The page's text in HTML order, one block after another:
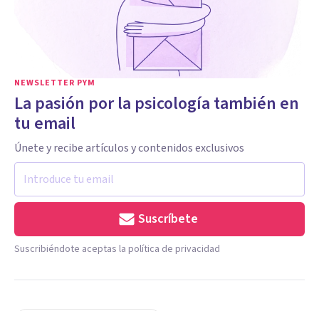
NEWSLETTER PYM
La pasión por la psicología también en
tu email
Únete y recibe artículos y contenidos exclusivos
Suscríbete
Suscribiéndote aceptas la política de privacidad